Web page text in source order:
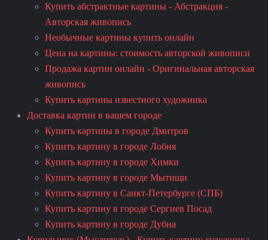
Купить абстрактные картины - Абстракция -
Авторская живопись
Необычные картины купить онлайн
Цена на картины: стоимость авторской живописи
Продажа картин онлайн - Оригинальная авторская
живопись
Купить картины известного художника
Доставка картин в вашем городе
Купить картины в городе Дмитров
Купить картину в городе Лобня
Купить картину в городе Химки
Купить картину в городе Мытищи
Купить картину в Санкт-Петербурге (СПБ)
Купить картину в городе Сергиев Посад
Купить картину в городе Дубна